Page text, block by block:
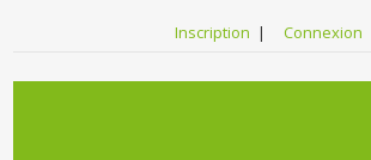
Inscription | Connexion